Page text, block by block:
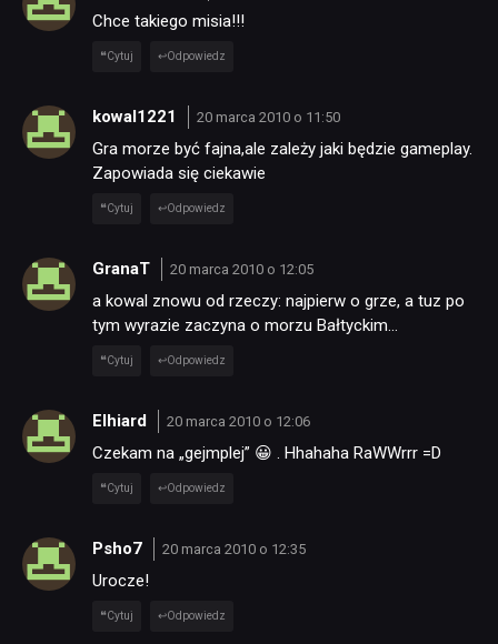
RECENZJE
Chce takiego misia!!!
Cytuj Odpowiedz
kowal1221 20 marca 2010 o 11:50
Gra morze być fajna,ale zależy jaki będzie gameplay.
Zapowiada się ciekawie
Cytuj Odpowiedz
GranaT 20 marca 2010 o 12:05
a kowal znowu od rzeczy: najpierw o grze, a tuz po
tym wyrazie zaczyna o morzu Bałtyckim…
Cytuj Odpowiedz
Elhiard 20 marca 2010 o 12:06
Czekam na „gejmplej” 😀 . Hhahaha RaWWrrr =D
Cytuj Odpowiedz
Psho7 20 marca 2010 o 12:35
Urocze!
Cytuj Odpowiedz